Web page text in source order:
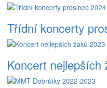
Třídní koncerty
Koncert nejlepších